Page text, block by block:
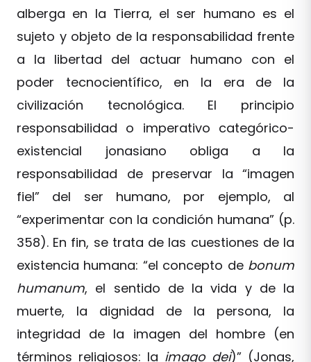
alberga en la Tierra, el ser humano es el
sujeto y objeto de la responsabilidad frente
a la libertad del actuar humano con el
poder tecnocientífico, en la era de la
civilización tecnológica. El principio
responsabilidad o imperativo categórico-
existencial jonasiano obliga a la
responsabilidad de preservar la “imagen
fiel” del ser humano, por ejemplo, al
“experimentar con la condición humana” (p.
358). En fin, se trata de las cuestiones de la
existencia humana: “el concepto de bonum
humanum, el sentido de la vida y de la
muerte, la dignidad de la persona, la
integridad de la imagen del hombre (en
términos religiosos: la imago dei)” (Jonas,